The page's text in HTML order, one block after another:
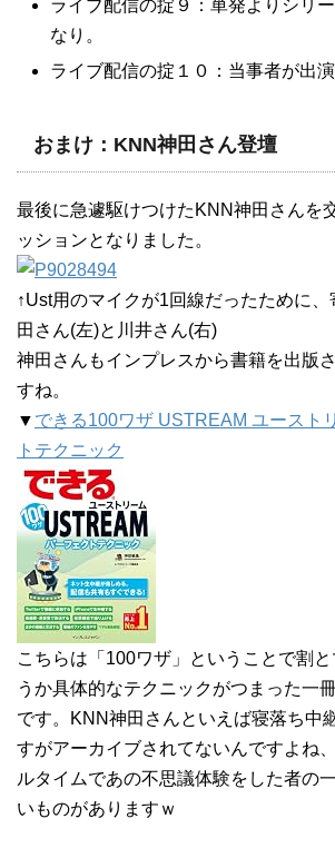
ライブ配信の掟９：単発よりシリ
なり。
ライブ配信の掟１０：当事者が出演
おまけ：KNN神田さん登壇
最後に急遽駆けつけたKNN神田さんを
ッションとなりました。
↑Ust用のマイクが1回線だったために
田さん(左)と川井さん(右)
神田さんもインプレスから書籍を出版
すね。
▼ できる100ワザ USTREAM ユースト
トテクニック
こちらは「100ワザ」ということで割
うか具体的なテクニックがつまった一
です。KNN神田さんといえば寝落ち中
すがアーカイブされてないんですよね
ルタイムであの不思議体験をした者の
いものがありますｗ